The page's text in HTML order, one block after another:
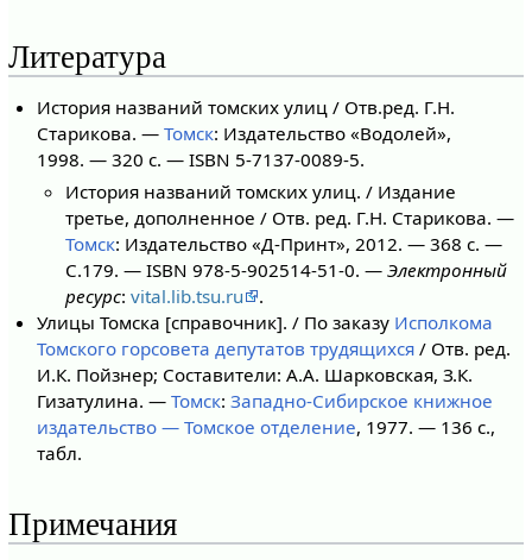
Литература
История названий томских улиц / Отв.ред. Г.Н.
Старикова. —Томск: Издательство «Водолей»,
1998. — 320 с. — ISBN 5-7137-0089-5.
История названий томских улиц. / Издание
третье, дополненное / Отв. ред. Г.Н. Старикова. —
Томск: Издательство «Д-Принт», 2012. — 368 с. —
С.179. — ISBN 978-5-902514-51-0. —Электронный
ресурс:vital.lib.tsu.ru
.
Улицы Томска [справочник]. / По заказу Исполкома
Томского горсовета депутатов трудящихся / Отв. ред.
И.К. Пойзнер; Составители: А.А. Шарковская, З.К.
Гизатулина. —Томск:Западно-Сибирское книжное
издательство — Томское отделение, 1977. — 136 с.,
табл.
Примечания